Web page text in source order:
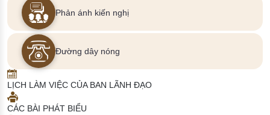
Phản ánh kiến nghị
Đường dây nóng
LỊCH LÀM VIỆC CỦA BAN LÃNH ĐẠO
CÁC BÀI PHÁT BIỂU